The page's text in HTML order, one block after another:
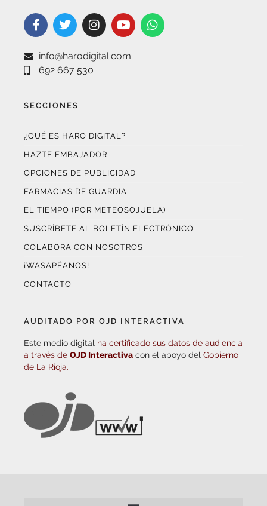
info@harodigital.com
692 667 530
SECCIONES
¿QUÉ ES HARO DIGITAL?
HAZTE EMBAJADOR
OPCIONES DE PUBLICIDAD
FARMACIAS DE GUARDIA
EL TIEMPO (POR METEOSOJUELA)
SUSCRÍBETE AL BOLETÍN ELECTRÓNICO
COLABORA CON NOSOTROS
¡WASAPÉANOS!
CONTACTO
AUDITADO POR OJD INTERACTIVA
Este medio digital ha certificado sus datos de audiencia
a través de OJD Interactiva con el apoyo del Gobierno
de La Rioja.